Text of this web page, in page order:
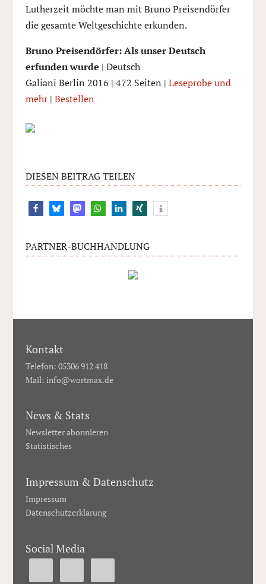
Lutherzeit möchte man mit Bruno Preisendörfer
die gesamte Weltgeschichte erkunden.
Bruno Preisendörfer: Als unser Deutsch
erfunden wurde | Deutsch
Galiani Berlin 2016 | 472 Seiten | Leseprobe und
mehr| Bestellen
DIESEN BEITRAG TEILEN
PARTNER-BUCHHANDLUNG
Kontakt
Telefon: 05306 912 418
Mail: info@wortmax.de
News & Stats
Newsletter abonnieren
Statistisches
Impressum & Datenschutz
Impressum
Datenschutzerklärung
Social Media